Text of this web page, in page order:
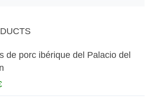
de porc ibérique del Palacio del